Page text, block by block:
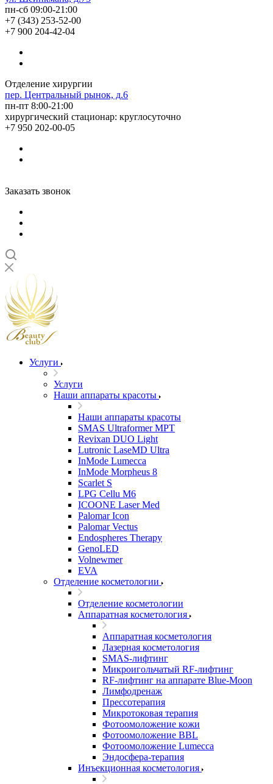
пн-сб 09:00-21:00
+7 (343) 253-52-00
+7 900 204-42-04
Отделение хирургии
пер. Центральный рынок, д.6
пн-пт 8:00-21:00
хирургический стационар: круглосуточно
+7 950 202-00-05
Заказать звонок
Услуги
Услуги
Наши аппараты красоты
Наши аппараты красоты
SMAS Ultraformer MPT
Revixan DUO Light
Lutronic LaseMD Ultra
InMode Lumecca
InMode Morpheus 8
Scarlet S
LPG Cellu M6
ICOONE Laser Med
Palomar Icon
Palomar Vectus
Endospheres Therapy
GenoLED
Volnewmer
EVA
Отделение косметологии
Отделение косметологии
Аппаратная косметология
Аппаратная косметология
Лазерная косметология
SMAS-лифтинг
Микроигольчатый RF-лифтинг
RF-лифтинг на аппарате Blue-Moon
Лимфодренаж
Прессотерапия
Микротоковая терапия
Фотоомоложение кожи
Фотоомоложение BBL
Фотоомоложение Lumecca
Эндосфера-терапия
Инъекционная косметология